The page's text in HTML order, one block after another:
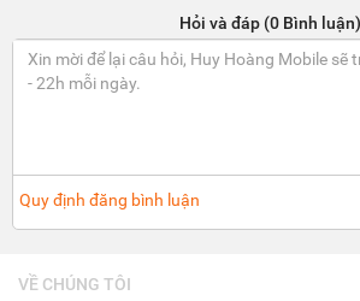
Hỏi và đáp (0 Bình luận)
Quy định đăng bình luận
VỀ CHÚNG TÔI